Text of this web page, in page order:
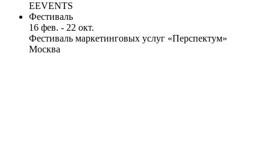
EEVENTS
Фестиваль
16 фев. - 22 окт.
Фестиваль маркетинговых услуг «Перспектум»
Москва